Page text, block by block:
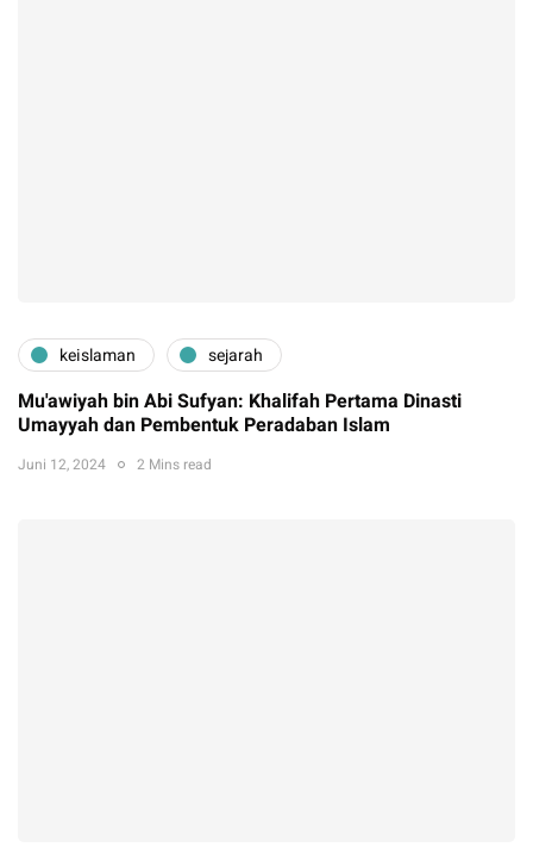
keislaman sejarah
Mu'awiyah bin Abi Sufyan: Khalifah Pertama Dinasti
Umayyah dan Pembentuk Peradaban Islam
Juni 12, 2024 2 Mins read